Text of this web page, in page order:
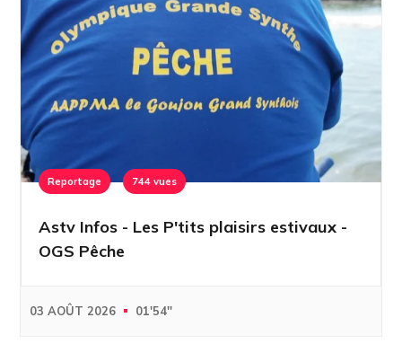
Reportage 744 vues
Astv Infos - Les P'tits plaisirs estivaux -
OGS Pêche
03 AOÛT 2026 01'54''